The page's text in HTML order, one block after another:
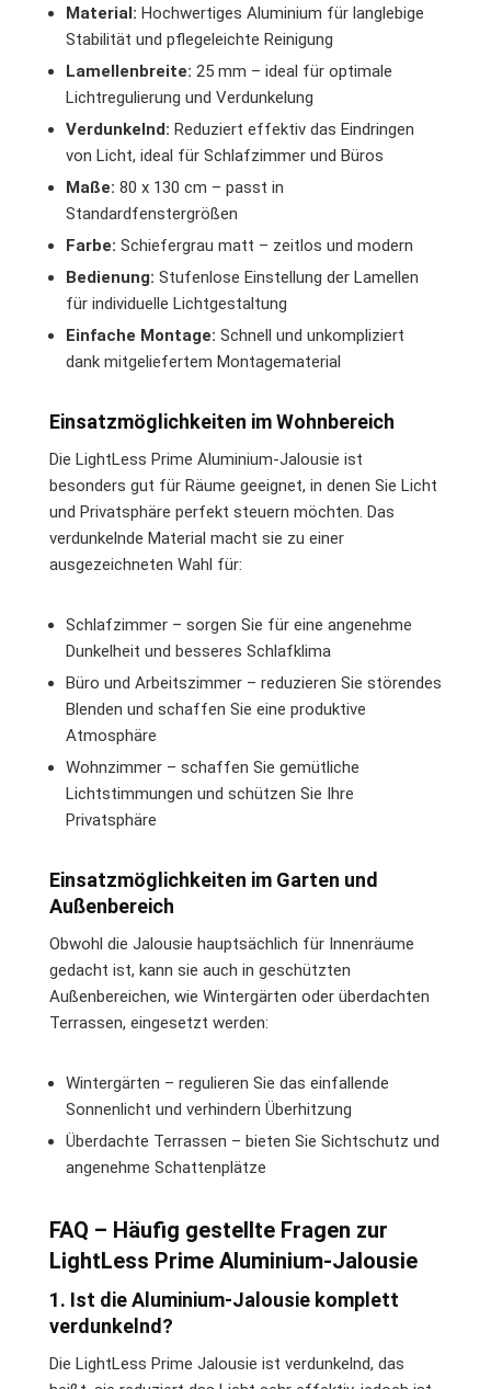
Material: Hochwertiges Aluminium für langlebige
Stabilität und pflegeleichte Reinigung
Lamellenbreite: 25 mm – ideal für optimale
Lichtregulierung und Verdunkelung
Verdunkelnd: Reduziert effektiv das Eindringen
von Licht, ideal für Schlafzimmer und Büros
Maße: 80 x 130 cm – passt in
Standardfenstergrößen
Farbe: Schiefergrau matt – zeitlos und modern
Bedienung: Stufenlose Einstellung der Lamellen
für individuelle Lichtgestaltung
Einfache Montage: Schnell und unkompliziert
dank mitgeliefertem Montagematerial
Einsatzmöglichkeiten im Wohnbereich
Die LightLess Prime Aluminium-Jalousie ist
besonders gut für Räume geeignet, in denen Sie Licht
und Privatsphäre perfekt steuern möchten. Das
verdunkelnde Material macht sie zu einer
ausgezeichneten Wahl für:
Schlafzimmer – sorgen Sie für eine angenehme
Dunkelheit und besseres Schlafklima
Büro und Arbeitszimmer – reduzieren Sie störendes
Blenden und schaffen Sie eine produktive
Atmosphäre
Wohnzimmer – schaffen Sie gemütliche
Lichtstimmungen und schützen Sie Ihre
Privatsphäre
Einsatzmöglichkeiten im Garten und
Außenbereich
Obwohl die Jalousie hauptsächlich für Innenräume
gedacht ist, kann sie auch in geschützten
Außenbereichen, wie Wintergärten oder überdachten
Terrassen, eingesetzt werden:
Wintergärten – regulieren Sie das einfallende
Sonnenlicht und verhindern Überhitzung
Überdachte Terrassen – bieten Sie Sichtschutz und
angenehme Schattenplätze
FAQ – Häufig gestellte Fragen zur
LightLess Prime Aluminium-Jalousie
1. Ist die Aluminium-Jalousie komplett
verdunkelnd?
Die LightLess Prime Jalousie ist verdunkelnd, das